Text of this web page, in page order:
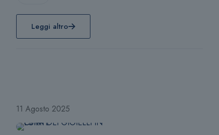
Leggi altro
11 Agosto 2025